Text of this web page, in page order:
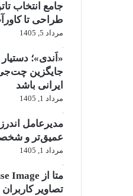
جامع انتخاب
طراحی تا
مرداد 5, 1405
«اَندی»؛
جایگزین
ایرانی باشد
مرداد 1, 1405
مدیرعامل
عمیق‌تر و
مرداد 1, 1405
تصاویر